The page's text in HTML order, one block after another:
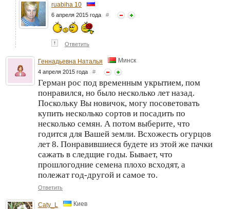
ruabiha 10
6 апреля 2015 года #
↑ Ответить
Геннадьевна Наталья Минск
4 апреля 2015 года #
Герман рос под временным укрытием, пом
понравился, но было несколько лет назад.
Поскольку Вы новичок, могу посоветовать
купить несколько сортов и посадить по
несколько семян. А потом выберите, что
годится для Вашей земли. Всхожесть огурцов
лет 8. Понравившиеся будете из этой же пачки
сажать в следщие годы. Бывает, что
прошлогодние семена плохо всходят, а
полежат год-другой и самое то.
Ответить
Caty_L Киев